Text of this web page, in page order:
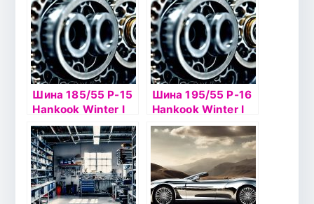
Шина 185/55 Р-15
Hankook Winter I
Pike RS2 W429
шип
Шина 195/55 Р-16
Hankook Winter I
Pike RS2 W429
шип б/к